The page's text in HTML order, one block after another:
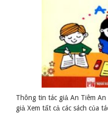
Thông tin tác giả An Tiêm
giả Xem tất cả các sách của